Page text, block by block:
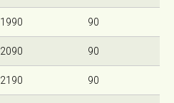
1990 90
2090 90
2190 90